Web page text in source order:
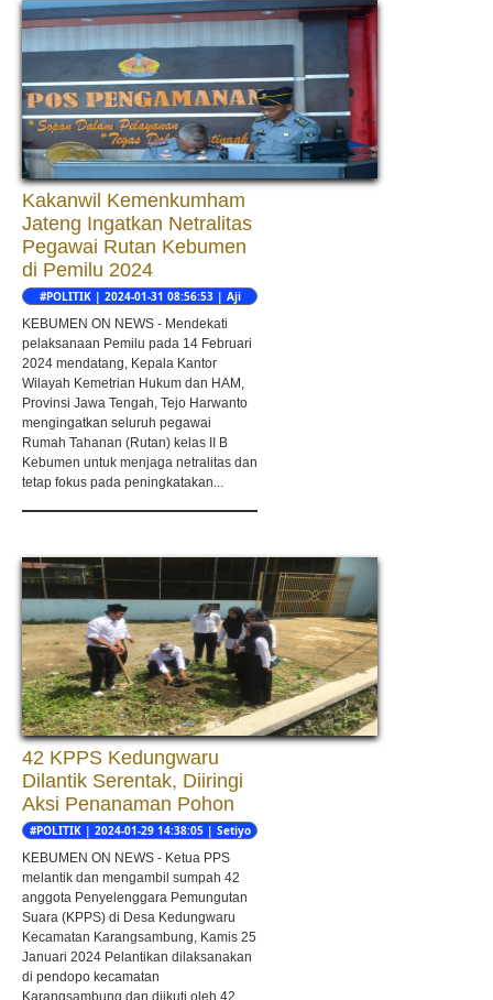
Kakanwil Kemenkumham
Jateng Ingatkan Netralitas
Pegawai Rutan Kebumen
di Pemilu 2024
#POLITIK | 2024-01-31 08:56:53 | Aji
KEBUMEN ON NEWS - Mendekati
pelaksanaan Pemilu pada 14 Februari
2024 mendatang, Kepala Kantor
Wilayah Kemetrian Hukum dan HAM,
Provinsi Jawa Tengah, Tejo Harwanto
mengingatkan seluruh pegawai
Rumah Tahanan (Rutan) kelas II B
Kebumen untuk menjaga netralitas dan
tetap fokus pada peningkatakan...
42 KPPS Kedungwaru
Dilantik Serentak, Diiringi
Aksi Penanaman Pohon
#POLITIK | 2024-01-29 14:38:05 | Setiyo
KEBUMEN ON NEWS - Ketua PPS
melantik dan mengambil sumpah 42
anggota Penyelenggara Pemungutan
Suara (KPPS) di Desa Kedungwaru
Kecamatan Karangsambung, Kamis 25
Januari 2024 Pelantikan dilaksanakan
di pendopo kecamatan
Karangsambung dan diikuti oleh 42